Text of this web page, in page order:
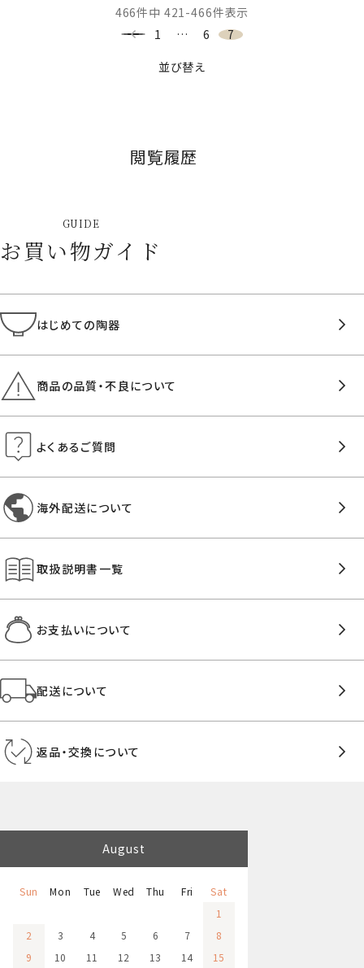
並び替え
466件中 421 -466件表示
1
… 6 7
閲覧履歴
GUIDE
お買い物ガイド
はじめての陶器
商品の品質・不良について
よくあるご質問
海外配送について
取扱説明書一覧
お支払いについて
配送について
返品・交換について
August
Sun Mon Tue Wed Thu Fri
Sat
1
2
3 4 5 6 7
8
9
10 11 12 13 14
15